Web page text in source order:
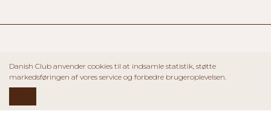
Danish Club anvender cookies til at indsamle statistik, støtte
markedsføringen af vores service og forbedre brugeroplevelsen.